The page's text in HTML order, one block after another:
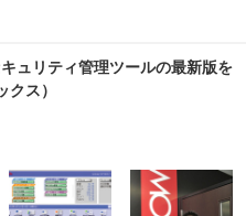
ュリティ管理ツールの最新版を
ス）